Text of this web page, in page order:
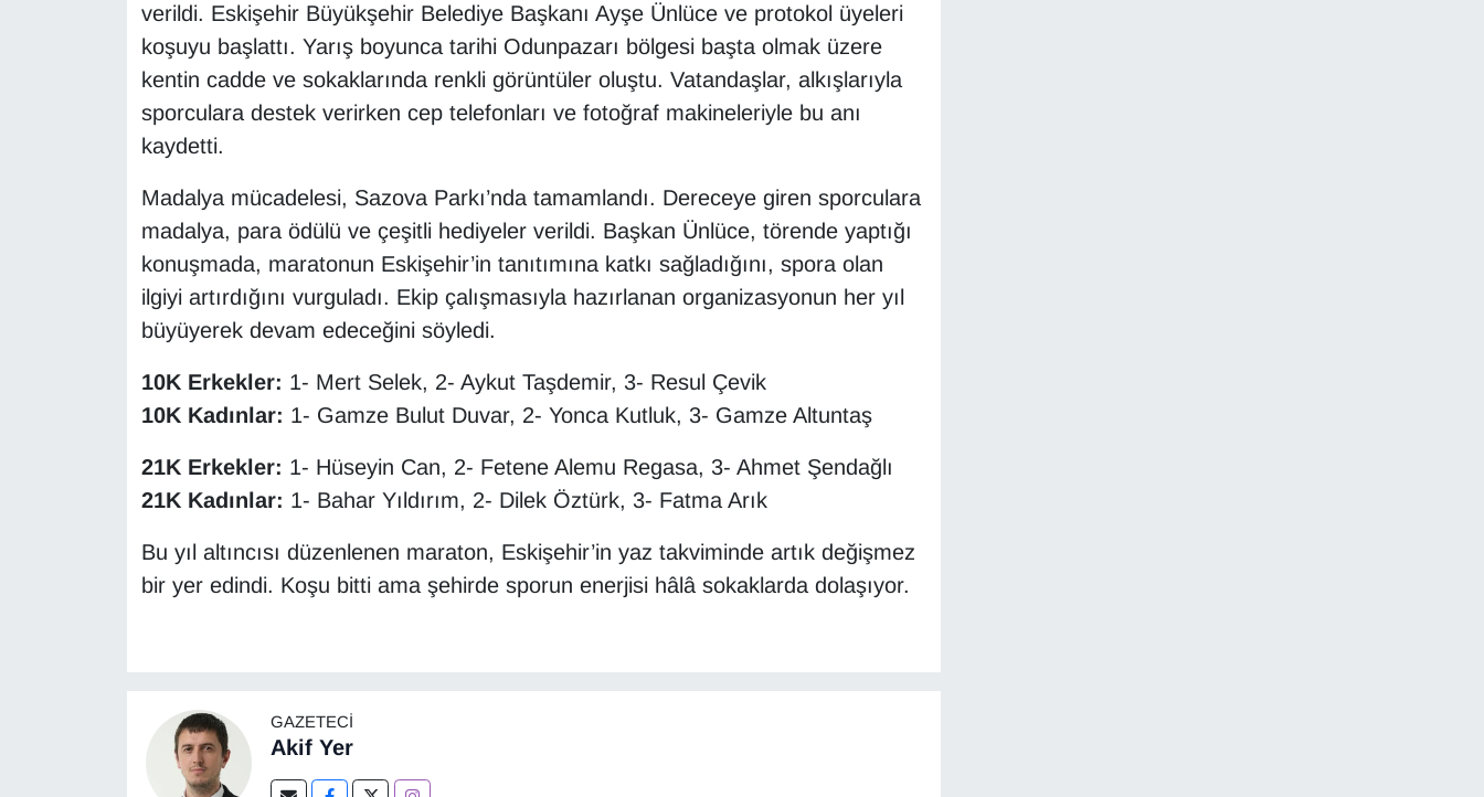
verildi. Eskişehir Büyükşehir Belediye Başkanı Ayşe Ünlüce ve protokol üyeleri
koşuyu başlattı. Yarış boyunca tarihi Odunpazarı bölgesi başta olmak üzere
kentin cadde ve sokaklarında renkli görüntüler oluştu. Vatandaşlar, alkışlarıyla
sporculara destek verirken cep telefonları ve fotoğraf makineleriyle bu anı
kaydetti.
Madalya mücadelesi, Sazova Parkı’nda tamamlandı. Dereceye giren sporculara
madalya, para ödülü ve çeşitli hediyeler verildi. Başkan Ünlüce, törende yaptığı
konuşmada, maratonun Eskişehir’in tanıtımına katkı sağladığını, spora olan
ilgiyi artırdığını vurguladı. Ekip çalışmasıyla hazırlanan organizasyonun her yıl
büyüyerek devam edeceğini söyledi.
10K Erkekler: 1- Mert Selek, 2- Aykut Taşdemir, 3- Resul Çevik
10K Kadınlar: 1- Gamze Bulut Duvar, 2- Yonca Kutluk, 3- Gamze Altuntaş
21K Erkekler: 1- Hüseyin Can, 2- Fetene Alemu Regasa, 3- Ahmet Şendağlı
21K Kadınlar: 1- Bahar Yıldırım, 2- Dilek Öztürk, 3- Fatma Arık
Bu yıl altıncısı düzenlenen maraton, Eskişehir’in yaz takviminde artık değişmez
bir yer edindi. Koşu bitti ama şehirde sporun enerjisi hâlâ sokaklarda dolaşıyor.
GAZETECI
Akif Yer